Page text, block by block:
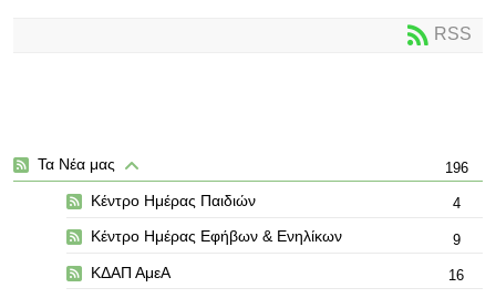
RSS
Τα Νέα μας 196
Κέντρο Ημέρας Παιδιών 4
Κέντρο Ημέρας Εφήβων & Ενηλίκων 9
ΚΔΑΠ ΑμεΑ 16